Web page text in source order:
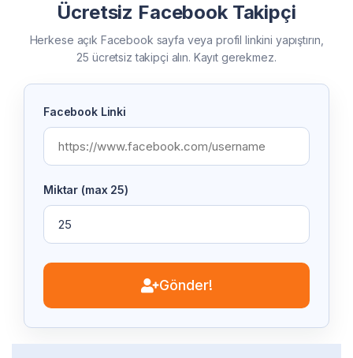
Giriş Yap Üye Ol
Ücretsiz Facebook Takipçi
Herkese açık Facebook sayfa veya profil linkini yapıştırın,
25 ücretsiz takipçi alın. Kayıt gerekmez.
Facebook Linki
Miktar (max 25)
Gönder!